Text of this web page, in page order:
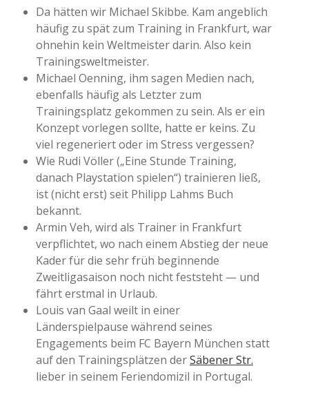
Da hätten wir Michael Skibbe. Kam angeblich
häufig zu spät zum Training in Frankfurt, war
ohnehin kein Weltmeister darin. Also kein
Trainingsweltmeister.
Michael Oenning, ihm sagen Medien nach,
ebenfalls häufig als Letzter zum
Trainingsplatz gekommen zu sein. Als er ein
Konzept vorlegen sollte, hatte er keins. Zu
viel regeneriert oder im Stress vergessen?
Wie Rudi Völler („Eine Stunde Training,
danach Playstation spielen“) trainieren ließ,
ist (nicht erst) seit Philipp Lahms Buch
bekannt.
Armin Veh, wird als Trainer in Frankfurt
verpflichtet, wo nach einem Abstieg der neue
Kader für die sehr früh beginnende
Zweitligasaison noch nicht feststeht — und
fährt erstmal in Urlaub.
Louis van Gaal weilt in einer
Länderspielpause während seines
Engagements beim FC Bayern München statt
auf den Trainingsplätzen derSäbener Str.
lieber in seinem Feriendomizil in Portugal.